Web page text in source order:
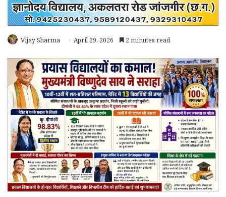
Vijay Sharma April 29, 2026 2 minutes read